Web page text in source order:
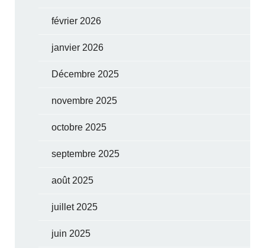
février 2026
janvier 2026
Décembre 2025
novembre 2025
octobre 2025
septembre 2025
août 2025
juillet 2025
juin 2025